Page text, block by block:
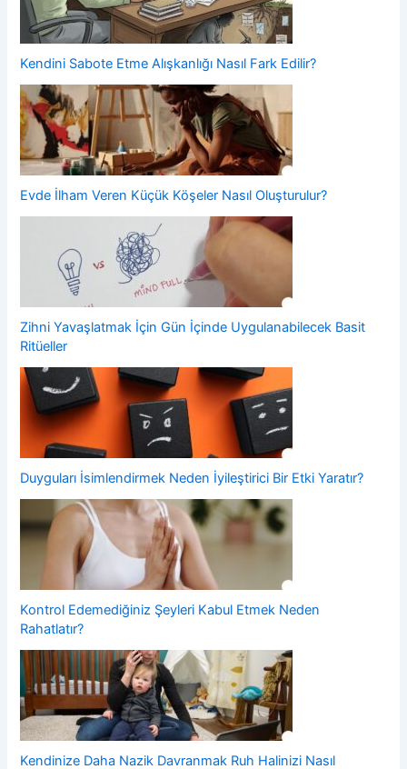
Kendini Sabote Etme Alışkanlığı Nasıl Fark Edilir?
Evde İlham Veren Küçük Köşeler Nasıl Oluşturulur?
Zihni Yavaşlatmak İçin Gün İçinde Uygulanabilecek Basit
Ritüeller
Duyguları İsimlendirmek Neden İyileştirici Bir Etki Yaratır?
Kontrol Edemediğiniz Şeyleri Kabul Etmek Neden
Rahatlatır?
Kendinize Daha Nazik Davranmak Ruh Halinizi Nasıl